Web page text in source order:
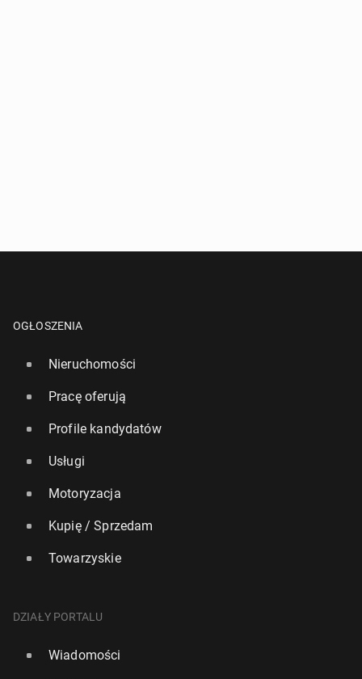
OGŁOSZENIA
Nieruchomości
Pracę oferują
Profile kandydatów
Usługi
Motoryzacja
Kupię / Sprzedam
Towarzyskie
DZIAŁY PORTALU
Wiadomości